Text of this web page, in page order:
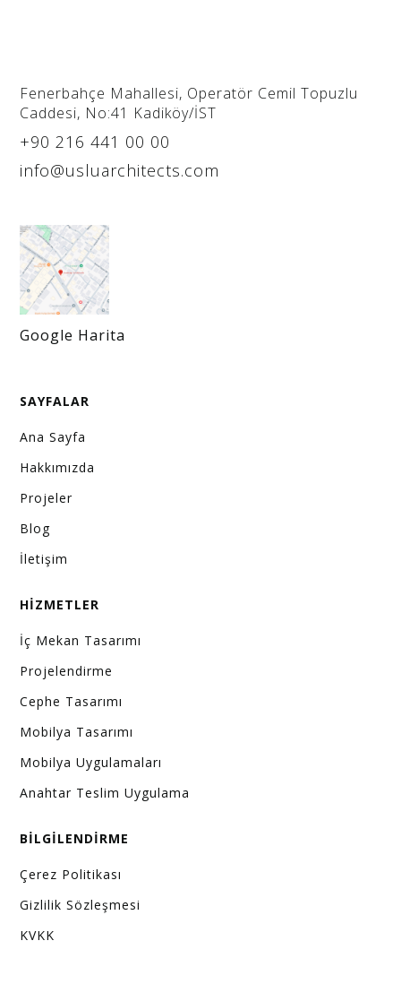
Fenerbahçe Mahallesi, Operatör Cemil Topuzlu
Caddesi, No:41 Kadiköy/İST
+90 216 441 00 00
info@usluarchitects.com
Google Harita
SAYFALAR
Ana Sayfa
Hakkımızda
Projeler
Blog
İletişim
HİZMETLER
İç Mekan Tasarımı
Projelendirme
Cephe Tasarımı
Mobilya Tasarımı
Mobilya Uygulamaları
Anahtar Teslim Uygulama
BİLGİLENDİRME
Çerez Politikası
Gizlilik Sözleşmesi
KVKK